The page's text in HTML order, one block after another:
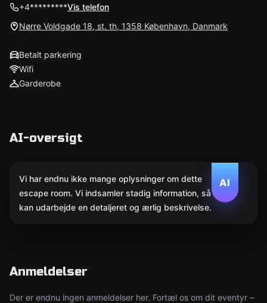
+4*********Vis telefon
Nørre Voldgade 18, st. th, 1358 København, Danmark
Betalt parkering
Wifi
Garderobe
AI-oversigt
AI
Vi har endnu ikke mange oplysninger om dette
escape room. Vi indsamler stadig information, så AI
kan udarbejde en detaljeret og ærlig beskrivelse.
Anmeldelser
Der er endnu ingen anmeldelser her. Fortæl os om dit eventyr –